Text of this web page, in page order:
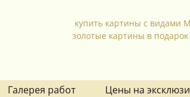
купить картины с видами
золотые картины в подарок
Галерея работ Цены на